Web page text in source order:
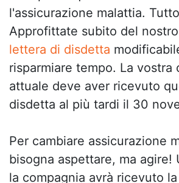
l'assicurazione malattia.
Approfittate subito del
lettera di disdetta
risparmiare tempo. La vostra
attuale deve aver ricevuto
disdetta al più tardi il 30
Per cambiare assicurazione
bisogna aspettare, ma agire!
la compagnia avrà ricevuto